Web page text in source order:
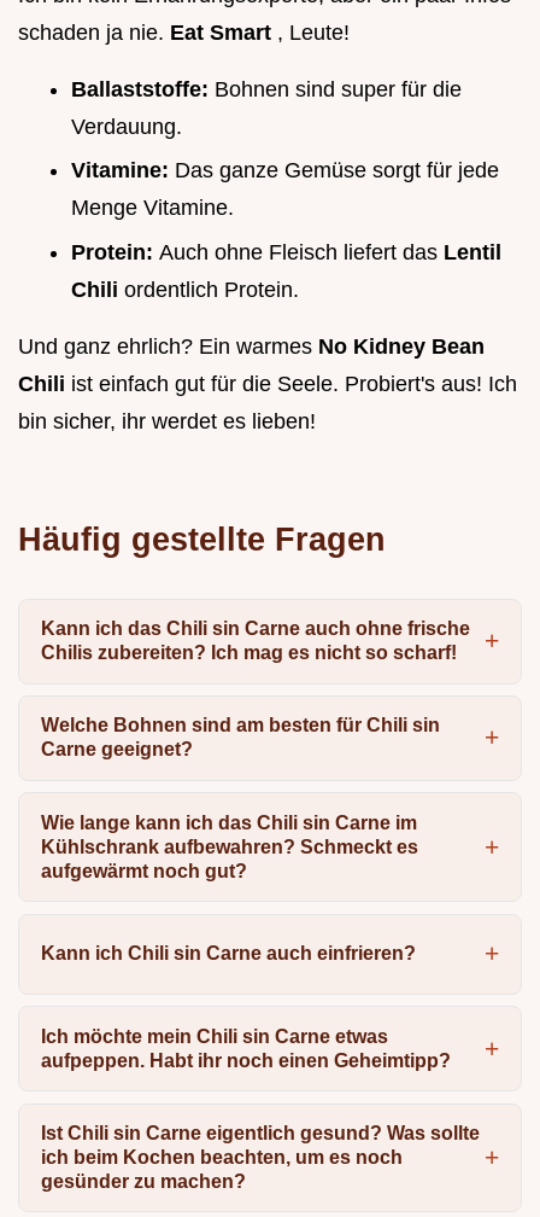
schaden ja nie. Eat Smart , Leute!
Ballaststoffe: Bohnen sind super für die
Verdauung.
Vitamine: Das ganze Gemüse sorgt für jede
Menge Vitamine.
Protein: Auch ohne Fleisch liefert das Lentil
Chili ordentlich Protein.
Und ganz ehrlich? Ein warmes No Kidney Bean
Chili ist einfach gut für die Seele. Probiert's aus! Ich
bin sicher, ihr werdet es lieben!
Häufig gestellte Fragen
Kann ich das Chili sin Carne auch ohne frische
Chilis zubereiten? Ich mag es nicht so scharf!
Welche Bohnen sind am besten für Chili sin
Carne geeignet?
Wie lange kann ich das Chili sin Carne im
Kühlschrank aufbewahren? Schmeckt es
aufgewärmt noch gut?
Kann ich Chili sin Carne auch einfrieren?
Ich möchte mein Chili sin Carne etwas
aufpeppen. Habt ihr noch einen Geheimtipp?
Ist Chili sin Carne eigentlich gesund? Was sollte
ich beim Kochen beachten, um es noch
gesünder zu machen?